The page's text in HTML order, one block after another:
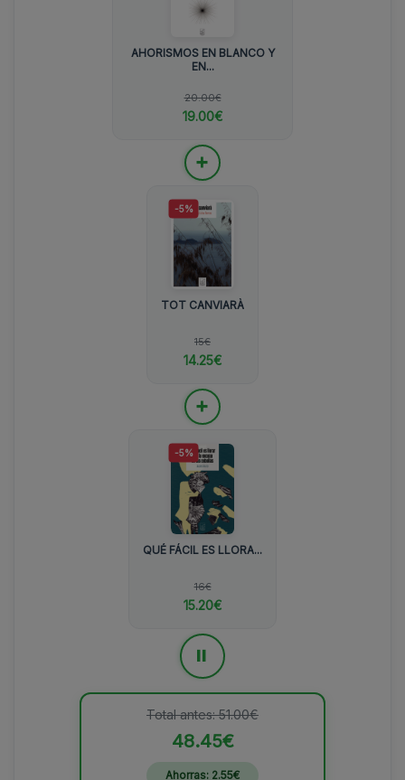
AHORISMOS EN BLANCO Y
EN...
20.00€
19.00€
+
-5%
TOT CANVIARÀ
15€
14.25€
+
-5%
QUÉ FÁCIL ES LLORA...
16€
15.20€
Total antes: 51.00€
48.45€
Ahorras: 2.55€